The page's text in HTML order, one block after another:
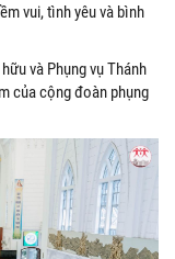
vui, tình yêu và bình
và Phụng vụ Thánh
của cộng đoàn phụng